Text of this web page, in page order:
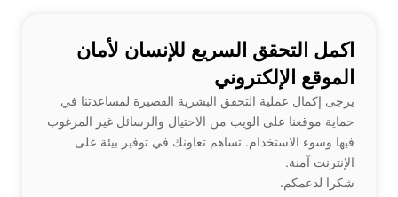
اكمل التحقق السريع للإنسان لأمان
الموقع الإلكتروني
يرجى إكمال عملية التحقق البشرية القصيرة لمساعدتنا في
حماية موقعنا على الويب من الاحتيال والرسائل غير المرغوب
فيها وسوء الاستخدام. تساهم تعاونك في توفير بيئة على
الإنترنت آمنة.
شكرا لدعمكم.